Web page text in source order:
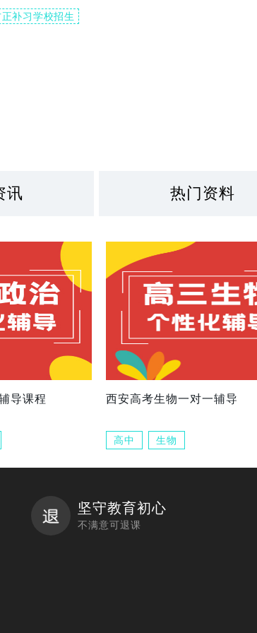
补习学校招生
讯 热门资料
导课程 西安高考生物一对一辅导
高中 生物
坚守教育初心
不满意可退课